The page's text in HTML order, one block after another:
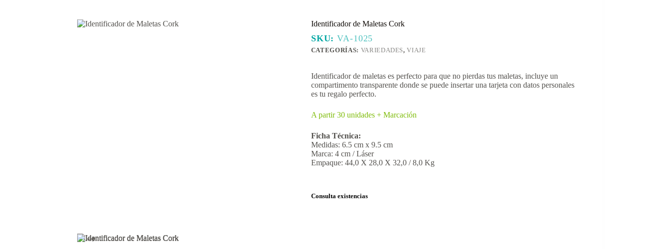
Identificador de Maletas Cork
SKU:VA-1025
CATEGORÍAS: VARIEDADES,VIAJE
Identificador de maletas es perfecto para que no pierdas tus maletas, incluye un
compartimento transparente donde se puede insertar una tarjeta con datos personales
es tu regalo perfecto.
A partir 30 unidades + Marcación
Ficha Técnica:
Medidas: 6.5 cm x 9.5 cm
Marca: 4 cm / Láser
Empaque: 44,0 X 28,0 X 32,0 / 8,0 Kg
Consulta existencias